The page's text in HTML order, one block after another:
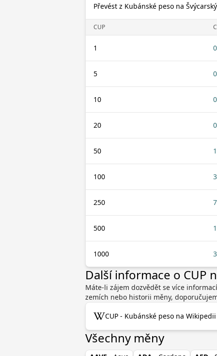
Převést z Kubánské peso na
CUP
1
5
10
20
50
100
250
500
1000
Další informace o CUP
Máte-li zájem dozvědět se více
zemích nebo historii měny,
CUP - Kubánské peso na Wikipedii
Všechny měny